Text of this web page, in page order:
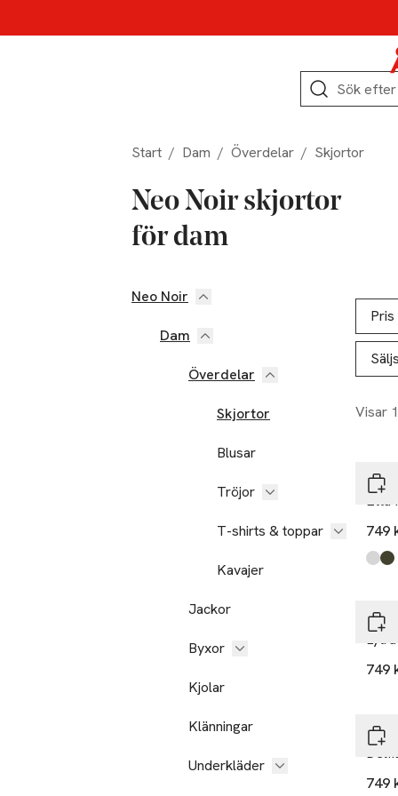
Sök
Start / Dam / Överdelar / Skjortor
Neo Noir skjortor
för dam
Hoppa till produktsidan
Neo Noir
Dam
Överdelar
Skjortor
Blusar
Tröjor
T-shirts & toppar
Kavajer
Jackor
Byxor
Kjolar
Klänningar
Underkläder
Pris
Visar
Lista
Neo
Etta
749
White
Army
Neo
749
Neo
749